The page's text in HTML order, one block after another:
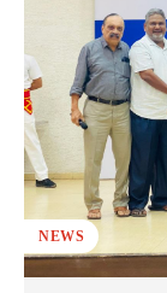
NEWS